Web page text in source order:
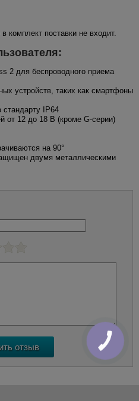
комплект поставки не входит.
2 для беспроводного приема
устройств, таких как смартфоны
IP64
от 12 до 18 В (кроме G-серии)
на 90°
двумя металлическими
КНОПКА
ЗВ'ЯЗКУ